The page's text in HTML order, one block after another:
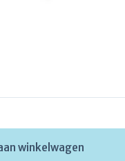
winkelwagen